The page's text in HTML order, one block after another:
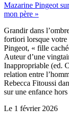
Mazarine Pingeot
mon père »
Grandir dans
fortiori lorsque votre
Pingeot, « fille
Auteur d’une
Inappropriable (ed.
relation entre
Rebecca Fitoussi
sur une enfance
Le 1 février 2026